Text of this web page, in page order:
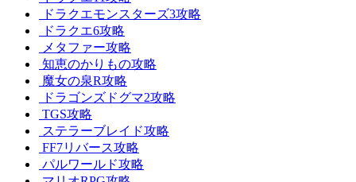
ドラクエモンスターズ3攻略
ドラクエ6攻略
メタファー攻略
知恵のかりもの攻略
魔女の泉R攻略
ドラゴンズドグマ2攻略
TGS攻略
ステラーブレイド攻略
FF7リバース攻略
パルワールド攻略